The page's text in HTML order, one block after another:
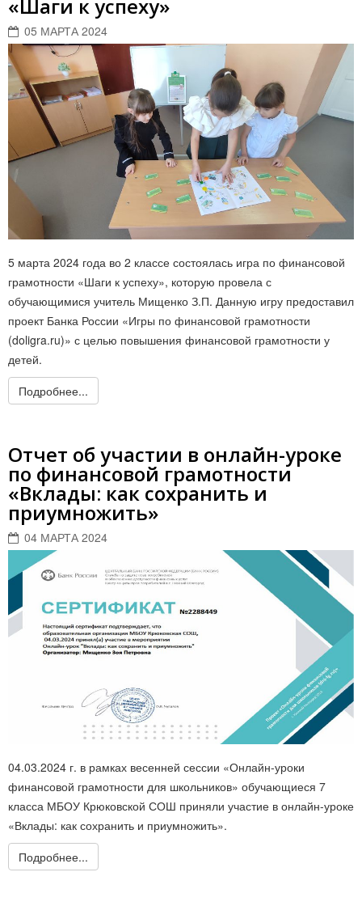
«Шаги к успеху»
05 МАРТА 2024
5 марта 2024 года во 2 классе состоялась игра по финансовой
грамотности «Шаги к успеху», которую провела с
обучающимися учитель Мищенко З.П. Данную игру предоставил
проект Банка России «Игры по финансовой грамотности
(doligra.ru)» с целью повышения финансовой грамотности у
детей.
Подробнее...
Отчет об участии в онлайн-уроке
по финансовой грамотности
«Вклады: как сохранить и
приумножить»
04 МАРТА 2024
04.03.2024 г. в рамках весенней сессии «Онлайн-уроки
финансовой грамотности для школьников» обучающиеся 7
класса МБОУ Крюковской СОШ приняли участие в онлайн-уроке
«Вклады: как сохранить и приумножить».
Подробнее...